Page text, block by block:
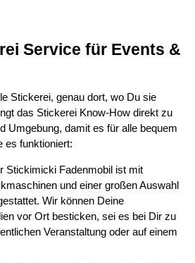
Service für Events &
Stickerei, genau dort, wo Du sie
das Stickerei Know-How direkt zu
Umgebung, damit es für alle bequem
es funktioniert:
Stickimicki Fadenmobil ist mit
und einer großen Auswahl
Wir können Deine
vor Ort besticken, sei es bei Dir zu
Veranstaltung oder auf einem